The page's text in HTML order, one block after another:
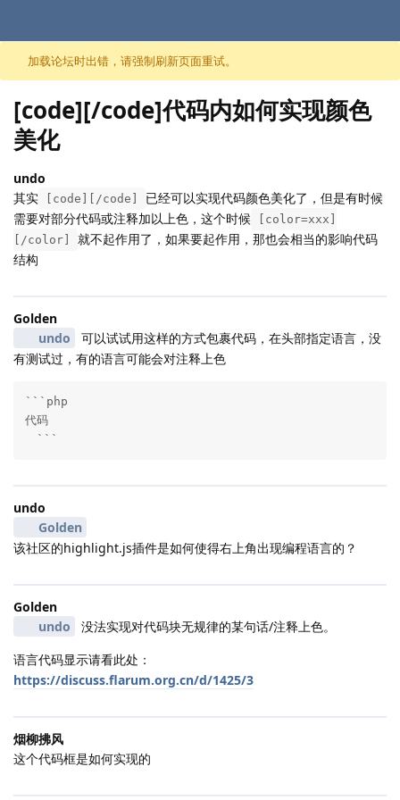
跳至内容
加载论坛时出错，请强制刷新页面重试。
[code][/code]代码内如何实现颜色
美化
undo
其实
[code][/code]
已经可以实现代码颜色美化了，但是有时候
需要对部分代码或注释加以上色，这个时候
[color=xxx]
[/color]
就不起作用了，如果要起作用，那也会相当的影响代码
结构
Golden
undo
可以试试用这样的方式包裹代码，在头部指定语言，没
有测试过，有的语言可能会对注释上色
```php
代码
```
undo
Golden
该社区的highlight.js插件是如何使得右上角出现编程语言的？
Golden
undo
没法实现对代码块无规律的某句话/注释上色。
语言代码显示请看此处：
https://discuss.flarum.org.cn/d/1425/3
烟柳拂风
这个代码框是如何实现的